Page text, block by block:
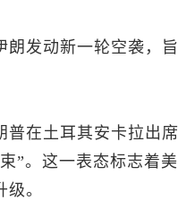
朗发动新一轮空袭，
普在土耳其安卡拉出
”。这一表态标志着
。